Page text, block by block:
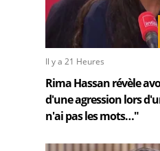
Il y a 21 Heures
Rima Hassan révèle
d'une agression lors
n'ai pas les mots…"